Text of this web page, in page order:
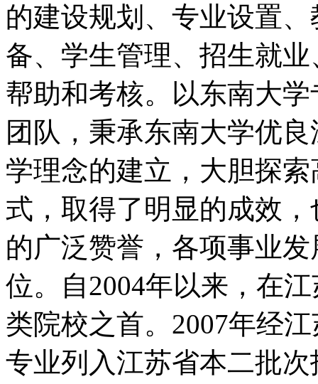
的建设规划、专业设置
备、学生管理、招生就
帮助和考核。以东南大
团队，秉承东南大学优
学理念的建立，大胆探
式，取得了明显的成效
的广泛赞誉，各项事业
位。自2004年以来，在
类院校之首。2007年经
专业列入江苏省本二批